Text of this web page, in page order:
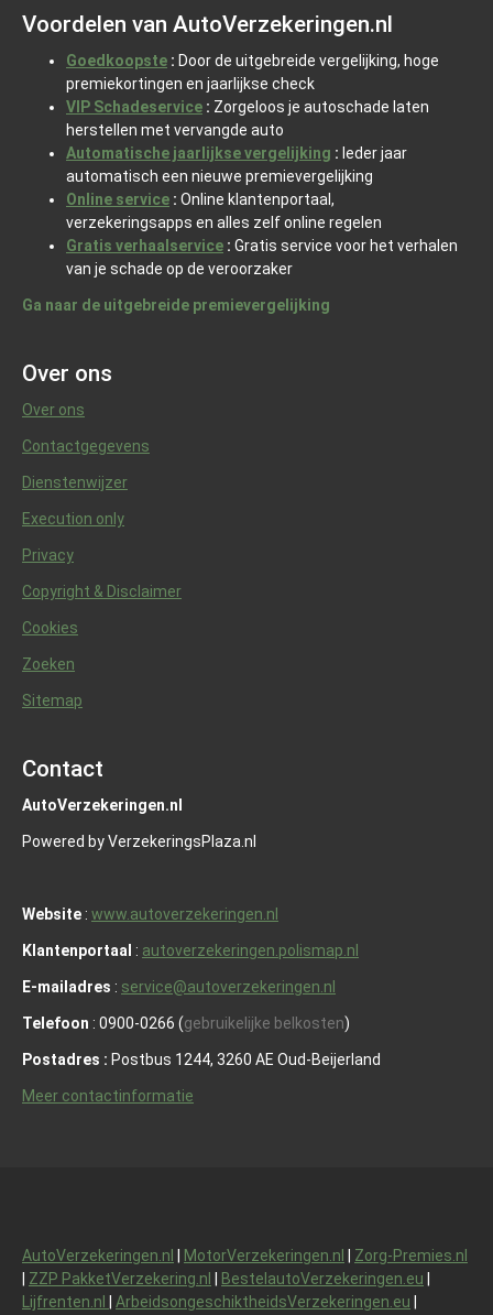
Voordelen van AutoVerzekeringen.nl
Goedkoopste : Door de uitgebreide vergelijking, hoge
premiekortingen en jaarlijkse check
VIP Schadeservice : Zorgeloos je autoschade laten
herstellen met vervangde auto
Automatische jaarlijkse vergelijking : Ieder jaar
automatisch een nieuwe premievergelijking
Online service : Online klantenportaal,
verzekeringsapps en alles zelf online regelen
Gratis verhaalservice : Gratis service voor het verhalen
van je schade op de veroorzaker
Ga naar de uitgebreide premievergelijking
Over ons
Over ons
Contactgegevens
Dienstenwijzer
Execution only
Privacy
Copyright & Disclaimer
Cookies
Zoeken
Sitemap
Contact
AutoVerzekeringen.nl
Powered by VerzekeringsPlaza.nl
Website : www.autoverzekeringen.nl
Klantenportaal : autoverzekeringen.polismap.nl
E-mailadres : service@autoverzekeringen.nl
Telefoon : 0900-0266 (gebruikelijke belkosten)
Postadres : Postbus 1244, 3260 AE Oud-Beijerland
Meer contactinformatie
AutoVerzekeringen.nl MotorVerzekeringen.nl
Zorg-Premies.nl
ZZP PakketVerzekering.nl BestelautoVerzekeringen.eu
Lijfrenten.nl
ArbeidsongeschiktheidsVerzekeringen.eu